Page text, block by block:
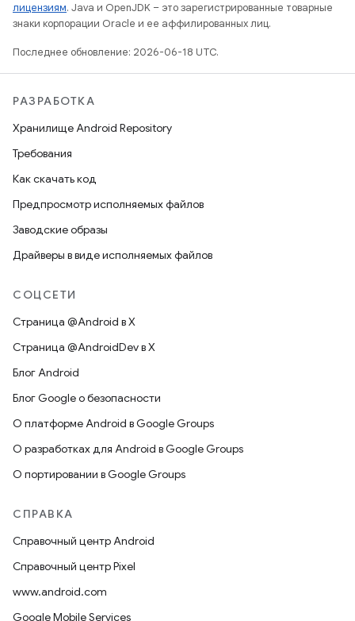
лицензиям. Java и OpenJDK – это зарегистрированные товарные
знаки корпорации Oracle и ее аффилированных лиц.
Последнее обновление: 2026-06-18 UTC.
РАЗРАБОТКА
Хранилище Android Repository
Требования
Как скачать код
Предпросмотр исполняемых файлов
Заводские образы
Драйверы в виде исполняемых файлов
СОЦСЕТИ
Страница @Android в X
Страница @AndroidDev в X
Блог Android
Блог Google о безопасности
О платформе Android в Google Groups
О разработках для Android в Google Groups
О портировании в Google Groups
СПРАВКА
Справочный центр Android
Справочный центр Pixel
www.android.com
Google Mobile Services